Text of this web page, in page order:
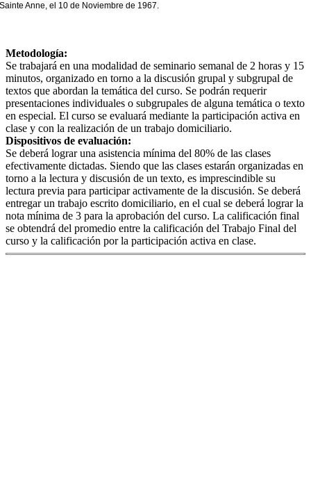
Sainte Anne, el 10 de Noviembre de 1967.
Metodología:
Se trabajará en una modalidad de seminario semanal de 2 horas y 15
minutos, organizado en torno a la discusión grupal y subgrupal de
textos que abordan la temática del curso. Se podrán requerir
presentaciones individuales o subgrupales de alguna temática o texto
en especial. El curso se evaluará mediante la participación activa en
clase y con la realización de un trabajo domiciliario.
Dispositivos de evaluación:
Se deberá lograr una asistencia mínima del 80% de las clases
efectivamente dictadas. Siendo que las clases estarán organizadas en
torno a la lectura y discusión de un texto, es imprescindible su
lectura previa para participar activamente de la discusión. Se deberá
entregar un trabajo escrito domiciliario, en el cual se deberá lograr la
nota mínima de 3 para la aprobación del curso. La calificación final
se obtendrá del promedio entre la calificación del Trabajo Final del
curso y la calificación por la participación activa en clase.